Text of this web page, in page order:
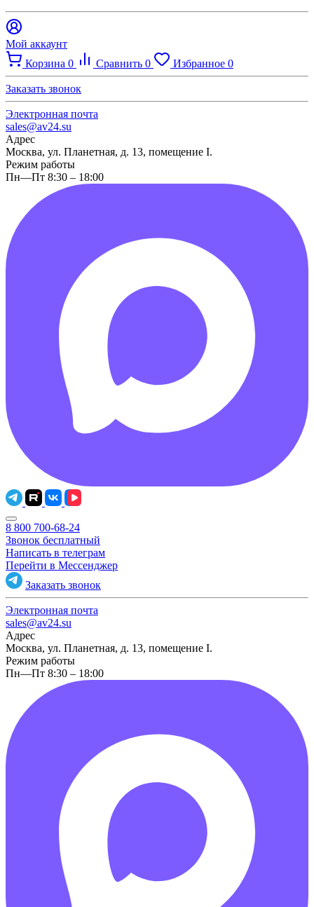
Мой аккаунт
Корзина 0 Сравнить 0 Избранное 0
Заказать звонок
Электронная почта
sales@av24.su
Адрес
Москва, ул. Планетная, д. 13, помещение I.
Режим работы
Пн—Пт 8:30 – 18:00
8 800 700-68-24
Звонок бесплатный
Написать в телеграм
Перейти в Мессенджер
Заказать звонок
Электронная почта
sales@av24.su
Адрес
Москва, ул. Планетная, д. 13, помещение I.
Режим работы
Пн—Пт 8:30 – 18:00